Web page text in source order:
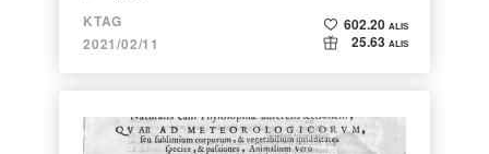
KTAG
2021/02/11
602.20 ALIS
25.63 ALIS